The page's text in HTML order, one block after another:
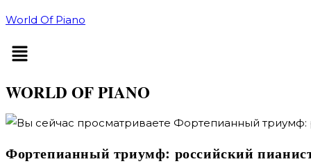
Перейти
содержимому
World Of Piano
Меню
WORLD OF PIANO
Фортепианный триумф: российский